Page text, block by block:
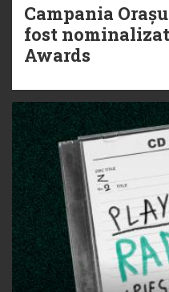
Campania
fost
Awards